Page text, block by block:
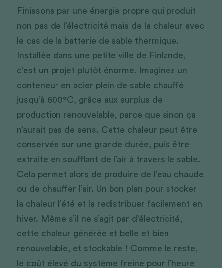
Finissons par une énergie propre qui produit
non pas de l’électricité mais de la chaleur avec
le cas de la batterie de sable thermique.
Installée dans une petite ville de Finlande,
c’est un projet plutôt énorme. Imaginez un
conteneur en acier plein de sable chauffé
jusqu’à 600°C, grâce aux surplus de
production renouvelable, parce que sinon ça
n’aurait pas de sens. Cette chaleur peut être
conservée sur une grande durée, puis être
extraite en soufflant de l’air à travers le sable.
Cela permet alors de produire de l’eau chaude
ou de chauffer l’air. Un bon plan pour stocker
la chaleur l’été et la redistribuer facilement en
hiver. Même s’il ne s’agit par d’électricité,
cette chaleur générée et belle et bien
renouvelable, et stockable ! Comme le reste,
le coût élevé du système freine pour l’heure